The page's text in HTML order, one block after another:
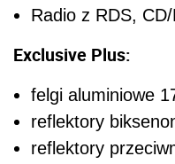
Radio z RDS,
Exclusive Plus:
felgi aluminiowe
reflektory
reflektory